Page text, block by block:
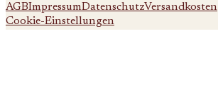
AGBImpressumDatenschutzVersandkosten
Cookie-Einstellungen